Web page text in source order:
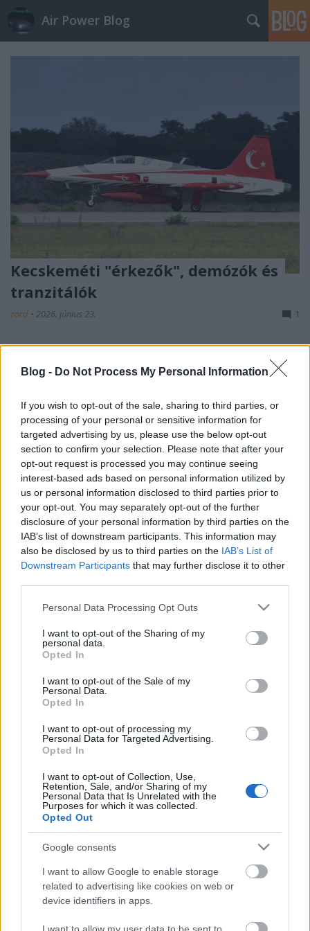
Blog - Do Not Process My Personal Information
If you wish to opt-out of the sale, sharing to third parties, or
processing of your personal or sensitive information for
targeted advertising by us, please use the below opt-out
section to confirm your selection. Please note that after your
opt-out request is processed you may continue seeing
interest-based ads based on personal information utilized by
us or personal information disclosed to third parties prior to
your opt-out. You may separately opt-out of the further
disclosure of your personal information by third parties on the
IAB’s list of downstream participants. This information may
also be disclosed by us to third parties on the IAB’s List of
Downstream Participants that may further disclose it to other
Please note that this website/app uses one or more Google
not limited to your visit or usage behaviour. You may click to
grant or deny consent to Google and its third-party tags to
use your data for below specified purposes in below Google
consent section.
Personal Data Processing Opt Outs
I want to opt-out of the Sharing of my
personal data.
Opted In
I want to opt-out of the Sale of my
Personal Data.
Opted In
I want to opt-out of processing my
Personal Data for Targeted Advertising.
Opted In
I want to opt-out of Collection, Use,
Retention, Sale, and/or Sharing of my
Personal Data that Is Unrelated with the
Purposes for which it was collected.
Opted Out
Google consents
I want to allow Google to enable storage
related to advertising like cookies on web or
device identifiers in apps.
Air Power Blog
Kecskeméti "érkezők", demózók és
tranzitálók
zord • 2026. június 23. 1
Múlt heti leszállításukat követően ma tartották a
második két extra Gripen befogadó ünnepségét
Kecskeméten, ahol egyúttal a program kezdetének
évfordulójáról is megemlékeztek. A véletlennek
köszönhetően ráadásul az európai repülőnapra
települő Türk…
Az új Főnix: az egyetlen harci
Európából
Az Eurosatory 2024 kiállításon mutatkozott be
először a nemzetközi közönségnek a Leonardo
AW249 Fenice harci helikopter típusa, mely a
közeljövőben az egyetlen elérhető európai gyártású
harci helikopter. Most, hogy a 2026-os ILA
alkalmával sor került az első dinamikus szereplésre
is, igencsak…